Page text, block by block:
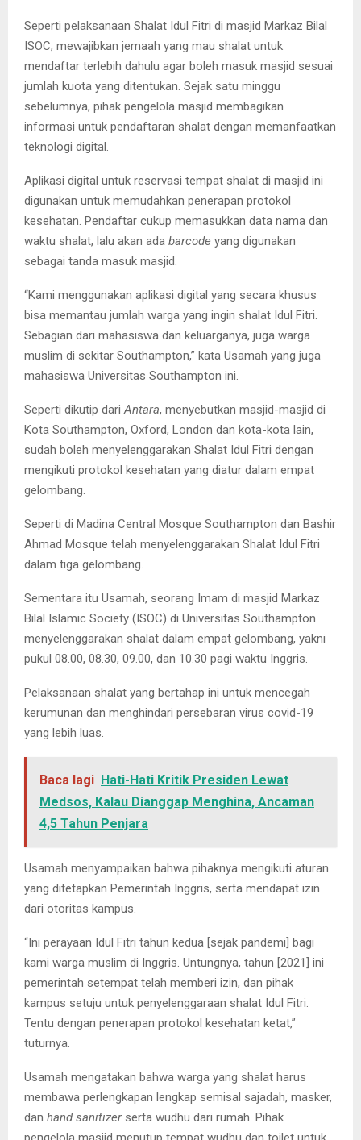
Seperti pelaksanaan Shalat Idul Fitri di masjid Markaz Bilal
ISOC; mewajibkan jemaah yang mau shalat untuk
mendaftar terlebih dahulu agar boleh masuk masjid sesuai
jumlah kuota yang ditentukan. Sejak satu minggu
sebelumnya, pihak pengelola masjid membagikan
informasi untuk pendaftaran shalat dengan memanfaatkan
teknologi digital.
Aplikasi digital untuk reservasi tempat shalat di masjid ini
digunakan untuk memudahkan penerapan protokol
kesehatan. Pendaftar cukup memasukkan data nama dan
waktu shalat, lalu akan ada barcode yang digunakan
sebagai tanda masuk masjid.
“Kami menggunakan aplikasi digital yang secara khusus
bisa memantau jumlah warga yang ingin shalat Idul Fitri.
Sebagian dari mahasiswa dan keluarganya, juga warga
muslim di sekitar Southampton,” kata Usamah yang juga
mahasiswa Universitas Southampton ini.
Seperti dikutip dariAntara, menyebutkan masjid-masjid di
Kota Southampton, Oxford, London dan kota-kota lain,
sudah boleh menyelenggarakan Shalat Idul Fitri dengan
mengikuti protokol kesehatan yang diatur dalam empat
gelombang.
Seperti di Madina Central Mosque Southampton dan Bashir
Ahmad Mosque telah menyelenggarakan Shalat Idul Fitri
dalam tiga gelombang.
Sementara itu Usamah, seorang Imam di masjid Markaz
Bilal Islamic Society (ISOC) di Universitas Southampton
menyelenggarakan shalat dalam empat gelombang, yakni
pukul 08.00, 08.30, 09.00, dan 10.30 pagi waktu Inggris.
Pelaksanaan shalat yang bertahap ini untuk mencegah
kerumunan dan menghindari persebaran virus covid-19
yang lebih luas.
Baca lagi Hati-Hati Kritik Presiden Lewat
Medsos, Kalau Dianggap Menghina, Ancaman
4,5 Tahun Penjara
Usamah menyampaikan bahwa pihaknya mengikuti aturan
yang ditetapkan Pemerintah Inggris, serta mendapat izin
dari otoritas kampus.
“Ini perayaan Idul Fitri tahun kedua [sejak pandemi] bagi
kami warga muslim di Inggris. Untungnya, tahun [2021] ini
pemerintah setempat telah memberi izin, dan pihak
kampus setuju untuk penyelenggaraan shalat Idul Fitri.
Tentu dengan penerapan protokol kesehatan ketat,”
tuturnya.
Usamah mengatakan bahwa warga yang shalat harus
membawa perlengkapan lengkap semisal sajadah, masker,
dan hand sanitizerserta wudhu dari rumah. Pihak